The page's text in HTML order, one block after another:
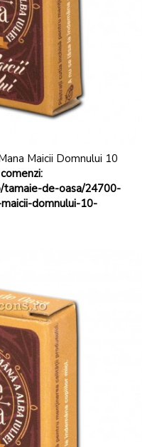
Maicii Domnului 10
de-oasa/24700-
domnului-10-